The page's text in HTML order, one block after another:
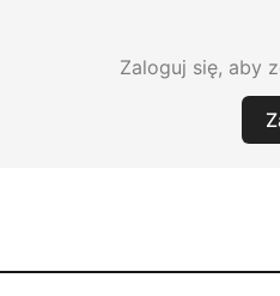
Zaloguj się, aby